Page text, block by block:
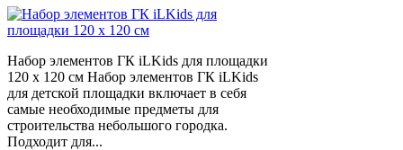
Набор элементов ГК iLKids для площадки
120 х 120 см Набор элементов ГК iLKids
для детской площадки включает в себя
самые необходимые предметы для
строительства небольшого городка.
Подходит для...